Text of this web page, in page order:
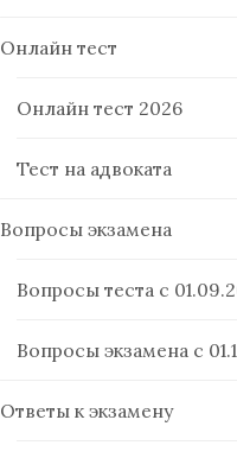
Онлайн тест
Онлайн тест 2026
Тест на адвоката
Вопросы экзамена
Вопросы теста с
Вопросы экзамена с
Ответы к экзамену